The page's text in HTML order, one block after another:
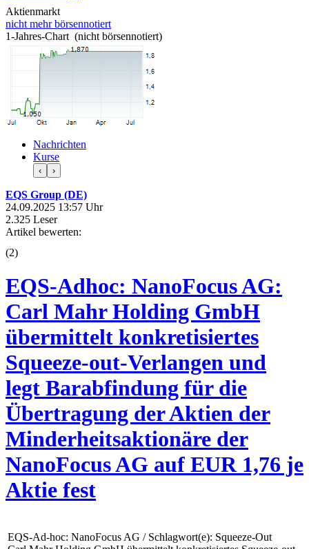
Aktienmarkt
nicht mehr börsennotiert
1-Jahres-Chart (nicht börsennotiert)
Nachrichten
Kurse
‹ ›
EQS Group (DE)
24.09.2025 13:57 Uhr
2.325 Leser
Artikel bewerten:
(2)
EQS-Adhoc: NanoFocus AG:
Carl Mahr Holding GmbH
übermittelt konkretisiertes
Squeeze-out-Verlangen und
legt Barabfindung für die
Übertragung der Aktien der
Minderheitsaktionäre der
NanoFocus AG auf EUR 1,76 je
Aktie fest
EQS-Ad-hoc: NanoFocus AG / Schlagwort(e): Squeeze-Out